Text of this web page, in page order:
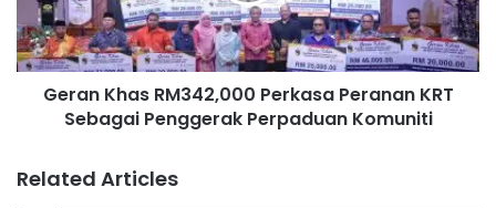
r
i
n
h
a
s
2
Geran Khas RM342,000 Perkasa Peranan KRT
Sebagai Penggerak Perpaduan Komuniti
Related Articles